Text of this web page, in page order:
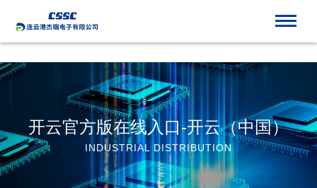
开云官方版在线入口
开云官方版在线入口-开云（中国）
INDUSTRIAL DISTRIBUTION